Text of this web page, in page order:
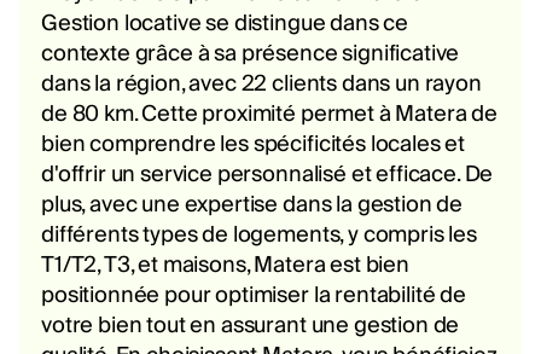
Gestion locative se distingue dans ce
contexte grâce à sa présence significative
dans la région, avec 22 clients dans un rayon
de 80 km. Cette proximité permet à Matera de
bien comprendre les spécificités locales et
d'offrir un service personnalisé et efficace. De
plus, avec une expertise dans la gestion de
différents types de logements, y compris les
T1/T2, T3, et maisons, Matera est bien
positionnée pour optimiser la rentabilité de
votre bien tout en assurant une gestion de